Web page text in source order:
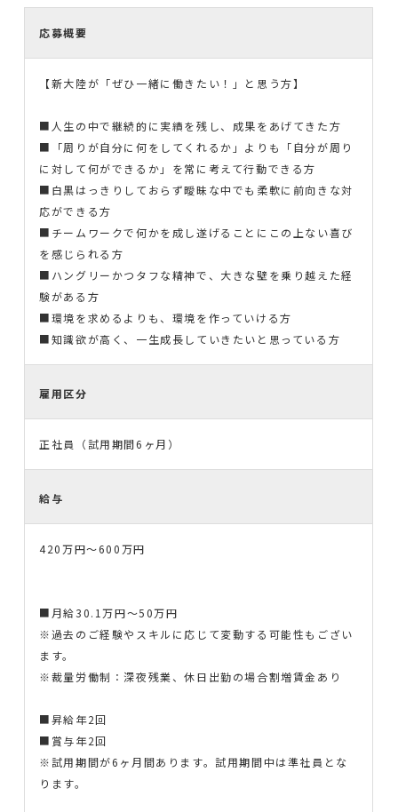
応募概要
【新大陸が「ぜひ一緒に働きたい！」と思う方】
■人生の中で継続的に実績を残し、成果をあげてきた方
■「周りが自分に何をしてくれるか」よりも「自分が周り
に対して何ができるか」を常に考えて行動できる方
■白黒はっきりしておらず曖昧な中でも柔軟に前向きな対
応ができる方
■チームワークで何かを成し遂げることにこの上ない喜び
を感じられる方
■ハングリーかつタフな精神で、大きな壁を乗り越えた経
験がある方
■環境を求めるよりも、環境を作っていける方
■知識欲が高く、一生成長していきたいと思っている方
雇用区分
正社員（試用期間6ヶ月）
給与
420万円〜600万円
■月給30.1万円～50万円
※過去のご経験やスキルに応じて変動する可能性もござい
ます。
※裁量労働制：深夜残業、休日出勤の場合割増賃金あり
■昇給年2回
■賞与年2回
※試用期間が6ヶ月間あります。試用期間中は準社員とな
ります。